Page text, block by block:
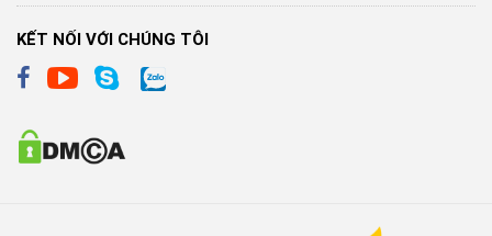
KẾT NỐI VỚI CHÚNG TÔI